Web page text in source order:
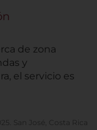
de zona
y
el servicio es
San José, Costa Rica